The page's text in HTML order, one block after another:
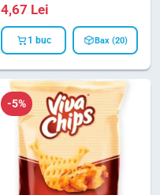
4,67 Lei
1 buc Bax (20)
-5%